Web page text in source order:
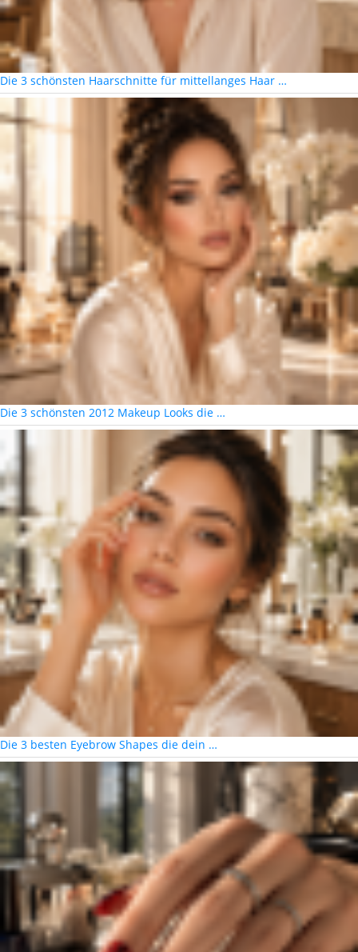
Die 3 schönsten Haarschnitte für mittellanges Haar …
Die 3 schönsten 2012 Makeup Looks die …
Die 3 besten Eyebrow Shapes die dein …